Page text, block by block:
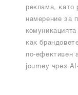
реклама, като
намерение за
как
по-ефективен
journey чрез